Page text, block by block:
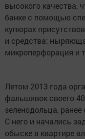
высокого качества,
банке с помощью
купюрах
и средства:
микроперфорация и
Летом 2013 года
фальшивок своего
зеленодольца,
С него и начались
обыске в квартире